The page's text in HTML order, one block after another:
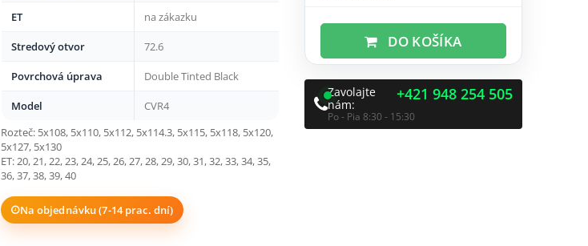
ET na zákazku
Stredový otvor 72.6
Povrchová úprava Double Tinted Black
Model
CVR4
Rozteč: 5x108, 5x110, 5x112, 5x114.3, 5x115, 5x118, 5x120,
5x127, 5x130
ET: 20, 21, 22, 23, 24, 25, 26, 27, 28, 29, 30, 31, 32, 33, 34, 35,
36, 37, 38, 39, 40
Na objednávku (7-14 prac. dní)
DO KOŠÍKA
Zavolajte
nám:
+421 948 254 505
Po - Pia 8:30 - 15:30